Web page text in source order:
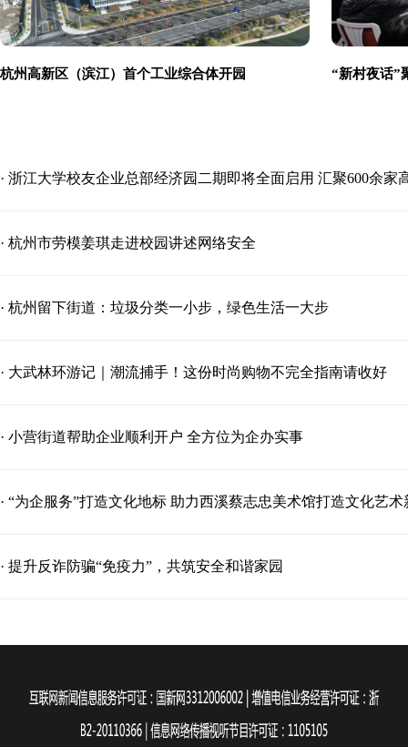
杭州高新区（滨江）首个工业综合体开园 “新村夜话”
· 浙江大学校友企业总部经济园二期即将全面启用 汇聚600余家
· 杭州市劳模姜琪走进校园讲述网络安全
· 杭州留下街道：垃圾分类一小步，绿色生活一大步
· 大武林环游记｜潮流捕手！这份时尚购物不完全指南请收好
· 小营街道帮助企业顺利开户 全方位为企办实事
· “为企服务”打造文化地标 助力西溪蔡志忠美术馆打造文化艺术
· 提升反诈防骗“免疫力”，共筑安全和谐家园